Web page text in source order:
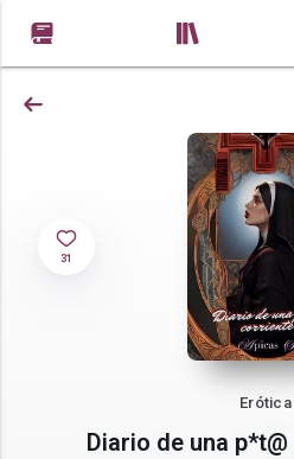
31
Erótica
Diario de una